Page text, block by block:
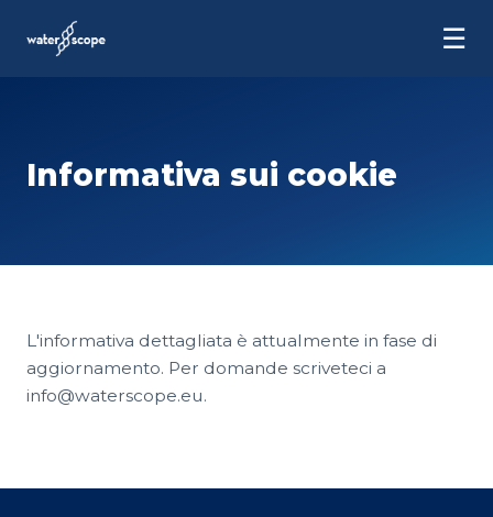
☰
Informativa sui cookie
L'informativa dettagliata è attualmente in fase di
aggiornamento. Per domande scriveteci a
info@waterscope.eu.